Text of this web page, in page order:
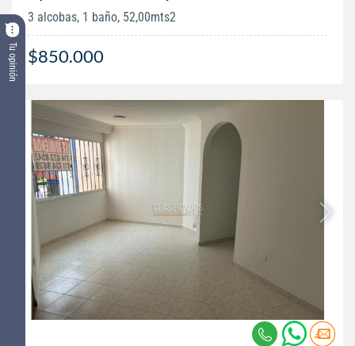
Tu opinión
3 alcobas, 1 baño, 52,00mts2
$850.000